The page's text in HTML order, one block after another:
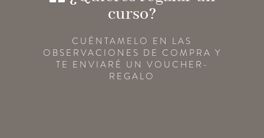
curso?
CUÉNTAMELO EN LAS
OBSERVACIONES DE COMPRA Y
TE ENVIARÉ UN VOUCHER-
REGALO